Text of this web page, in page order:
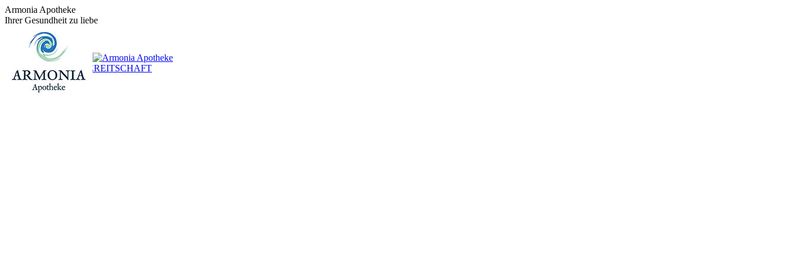
Zum
Inhalt
Armonia Apotheke
Ihrer Gesundheit zu liebe
+43 (0)1 / 48 624 14BEREITSCHAFT